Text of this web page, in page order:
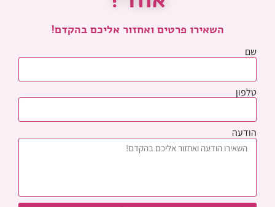
השאירו פרטים ואחזור אליכם בהקדם!
שם
טלפון
הודעה